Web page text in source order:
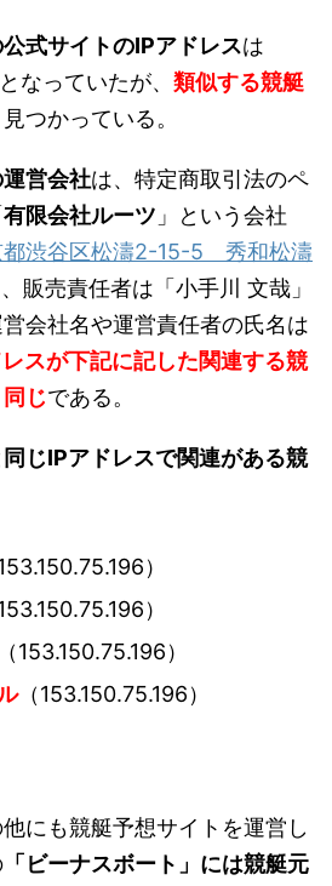
式サイトのIPアドレスは
なっていたが、 類似する競艇
見つかっている。
営会社は、特定商取引法のペ
有限会社ルーツ 」という会社
都渋谷区松濤2-15-5 秀和松濤
、販売責任者は「小手川 文哉」
会社名や運営責任者の氏名は
スが下記に記した関連する競
じである。
じIPアドレスで関連がある競
153.150.75.196）
153.150.75.196）
（153.150.75.196）
（153.150.75.196）
にも競艇予想サイトを運営し
「ビーナスボート」には競艇元